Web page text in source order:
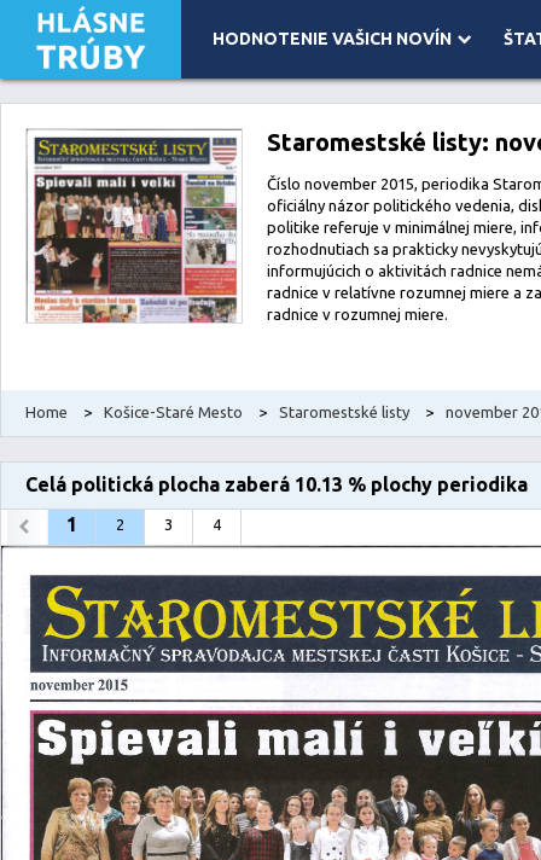
HODNOTENIE VAŠICH NOVÍN
Leaflet| Map data ©OpenStreetMapcontributors, Imagery ©Mapbox
Staromestské listy:
Číslo november 2015, periodika
oficiálny názor politického vedenia,
politike referuje v minimálnej miere,
rozhodnutiach sa prakticky
informujúcich o aktivitách radnice
radnice v relatívne rozumnej miere a
radnice v rozumnej miere.
Home > Košice-Staré Mesto > Staromestské listy > november
Celá politická plocha zaberá 10.13 % plochy periodika
1
2 3 4